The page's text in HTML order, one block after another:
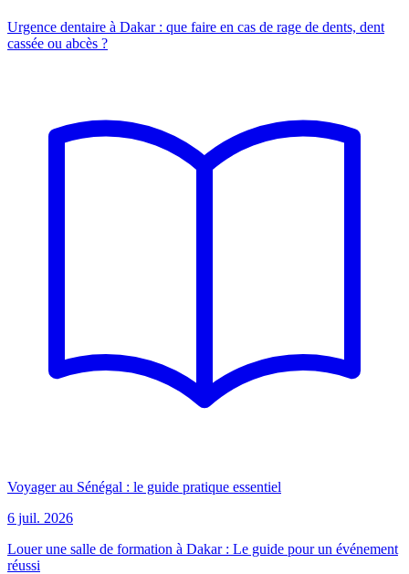
Urgence dentaire à Dakar : que faire en cas de rage de dents, dent
cassée ou abcès ?
Voyager au Sénégal : le guide pratique essentiel
6 juil. 2026
Louer une salle de formation à Dakar : Le guide pour un événement
réussi